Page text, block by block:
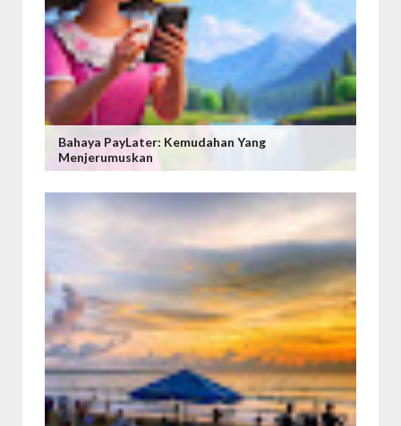
Bahaya PayLater: Kemudahan Yang
Menjerumuskan